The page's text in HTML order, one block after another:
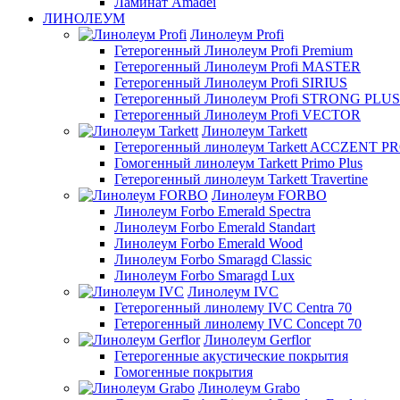
ЛИНОЛЕУМ
Линолеум Profi
Гетерогенный Линолеум Profi Premium
Гетерогенный Линолеум Profi MASTER
Гетерогенный Линолеум Profi SIRIUS
Гетерогенный Линолеум Profi STRONG PLUS
Гетерогенный Линолеум Profi VECTOR
Линолеум Tarkett
Гетерогенный линолеум Tarkett ACCZENT
Гомогенный линолеум Tarkett Primo Plus
Гетерогенный линолеум Tarkett Travertine
Линолеум FORBO
Линолеум Forbo Emerald Spectra
Линолеум Forbo Emerald Standart
Линолеум Forbo Emerald Wood
Линолеум Forbo Smaragd Classic
Линолеум Forbo Smaragd Lux
Линолеум IVC
Гетерогенный линолему IVC Centra 70
Гетерогенный линолему IVC Concept 70
Линолеум Gerflor
Гетерогенные акустические покрытия
Гомогенные покрытия
Линолеум Grabo